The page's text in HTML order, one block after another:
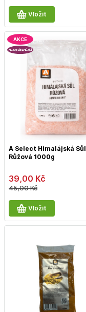
Vložit
AKCE
NEJOBLÍBENĚJŠÍ
A Select Himalájská Sůl
Růžová 1000g
39,00 Kč
45,00Kč
Vložit